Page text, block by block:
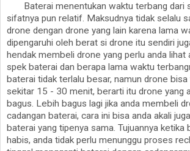
Baterai menentukan waktu terbang dari
sifatnya pun relatif. Maksudnya tidak selalu
drone dengan drone yang lain karena lama
dipengaruhi oleh berat si drone itu sendiri
hendak membeli drone yang perlu anda lihat
spek baterai dan berapa lama waktu
baterai tidak terlalu besar, namun drone
sekitar 15 - 30 menit, berarti itu drone yang
bagus. Lebih bagus lagi jika anda membeli
cadangan baterai, cara ini bisa anda akali
baterai yang tipenya sama. Tujuannya ketika
habis, anda tidak perlu menunggu proses